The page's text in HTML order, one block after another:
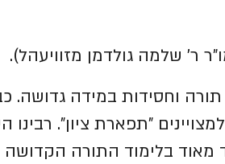
ר' שלמה גולדמן מזוויעהל).
וחסידות במידה גדושה.
"תפארת ציון". רבינו
מאוד בלימוד התורה